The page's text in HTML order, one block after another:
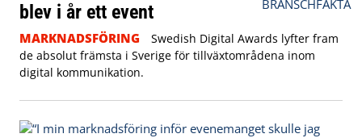
blev i år ett event
MARKNADSFÖRING
Swedish Digital Awards lyfter fram
de absolut främsta i Sverige för tillväxtområdena inom
digital kommunikation.